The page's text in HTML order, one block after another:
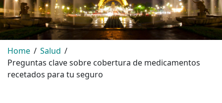
Home
Salud
Preguntas clave sobre cobertura de medicamentos
recetados para tu seguro